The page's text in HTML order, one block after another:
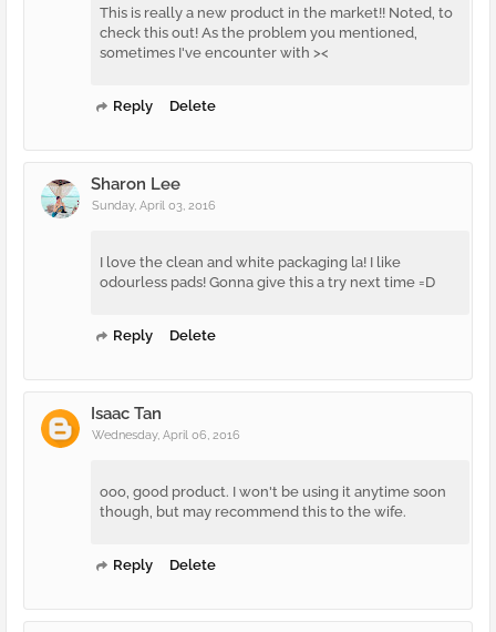
This is really a new product in the market!! Noted, to
check this out! As the problem you mentioned,
sometimes I've encounter with ><
Reply Delete
Sharon Lee
Sunday, April 03, 2016
I love the clean and white packaging la! I like
odourless pads! Gonna give this a try next time =D
Reply Delete
Isaac Tan
Wednesday, April 06, 2016
ooo, good product. I won't be using it anytime soon
though, but may recommend this to the wife.
Reply Delete